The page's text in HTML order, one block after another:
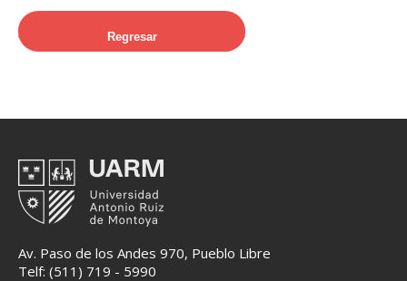
Regresar
Av. Paso de los Andes 970, Pueblo Libre
Telf: (511) 719 - 5990